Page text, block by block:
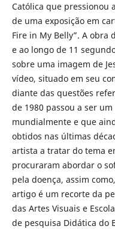
Católica que pressionou
de uma exposição em
Fire in My Belly”. A obra
e ao longo de 11
sobre uma imagem de
vídeo, situado em seu
diante das questões
de 1980 passou a ser
mundialmente e que
obtidos nas últimas
artista a tratar do tema
procuraram abordar o
pela doença, assim
artigo é um recorte da
das Artes Visuais e
de pesquisa Didática do